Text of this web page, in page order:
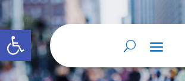
Abrir barra de herramientas